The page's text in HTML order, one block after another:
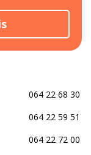
064 22 68 30
064 22 59 51
064 22 72 00